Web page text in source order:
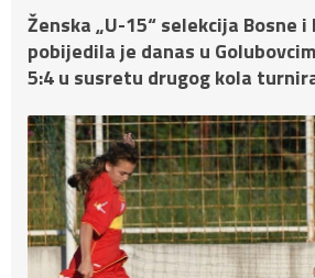
Ženska „U-15“ selekcija Bosne
pobijedila je danas u
5:4 u susretu drugog kola turnira